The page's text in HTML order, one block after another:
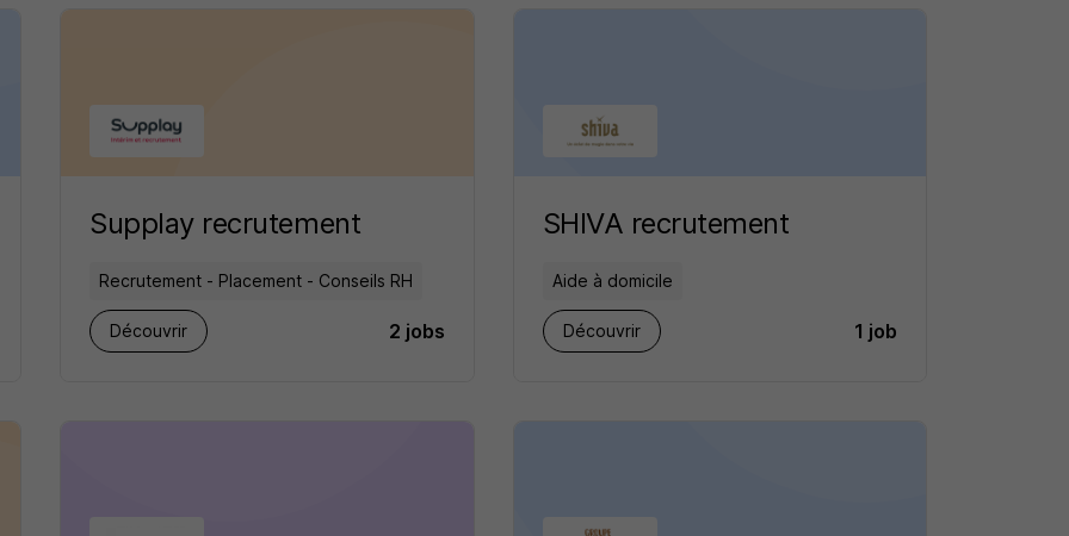
Supplay recrutement
Recrutement - Placement - Conseils RH
Découvrir 2 jobs
SHIVA recrutement
Aide à domicile
Découvrir 1 job